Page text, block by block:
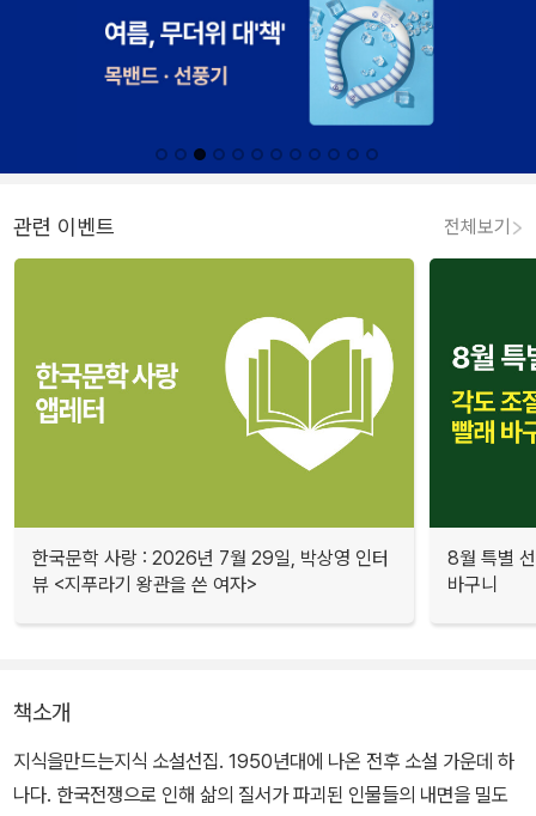
관련 이벤트 전체보기
한국문학 사랑 : 2026년 7월 29일, 박상영 인터
뷰 <지푸라기 왕관을 쓴 여자>
8월 특별
바구니
책소개
지식을만드는지식 소설선집. 1950년대에 나온 전후 소설 가운데 하
나다. 한국전쟁으로 인해 삶의 질서가 파괴된 인물들의 내면을 밀도